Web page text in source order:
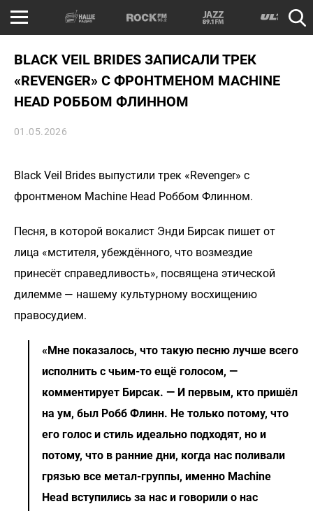
BLACK VEIL BRIDES ЗАПИСАЛИ ТРЕК
«REVENGER» С ФРОНТМЕНОМ MACHINE
HEAD РОББОМ ФЛИННОМ
01.05.2026
Black Veil Brides выпустили трек «Revenger» с
фронтменом Machine Head Роббом Флинном.
Песня, в которой вокалист Энди Бирсак пишет от
лица «мстителя, убеждённого, что возмездие
принесёт справедливость», посвящена этической
дилемме — нашему культурному восхищению
правосудием.
«Мне показалось, что такую песню лучше всего
исполнить с чьим-то ещё голосом, —
комментирует Бирсак. — И первым, кто пришёл
на ум, был Робб Флинн. Не только потому, что
его голос и стиль идеально подходят, но и
потому, что в ранние дни, когда нас поливали
грязью все метал-группы, именно Machine
Head вступились за нас и говорили о нас